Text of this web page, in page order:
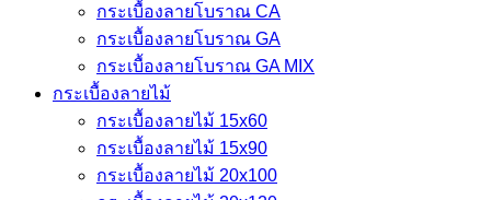
กระเบื้องลายโบราณ CA
กระเบื้องลายโบราณ GA
กระเบื้องลายโบราณ GA MIX
กระเบื้องลายไม้
กระเบื้องลายไม้ 15x60
กระเบื้องลายไม้ 15x90
กระเบื้องลายไม้ 20x100